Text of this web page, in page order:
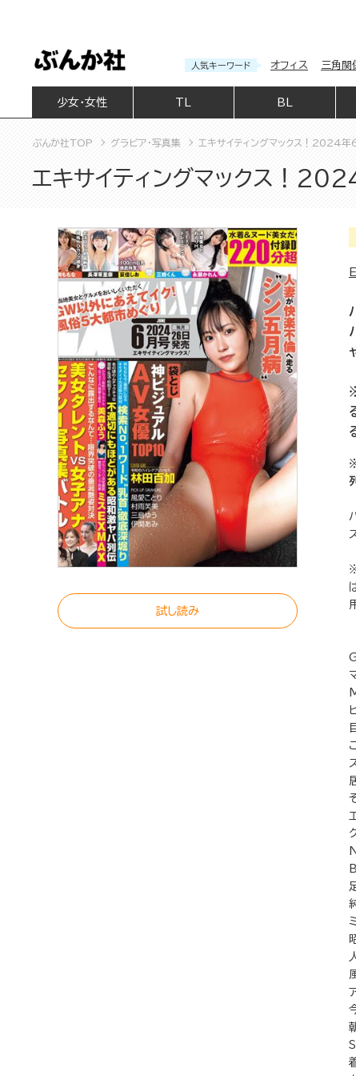
人気キーワード オフィス 三角関
少女・女性 BL
ぶんか社TOP グラビア・写真集 エキサイティングマックス！2024
エキサイティングマックス！
試し読み